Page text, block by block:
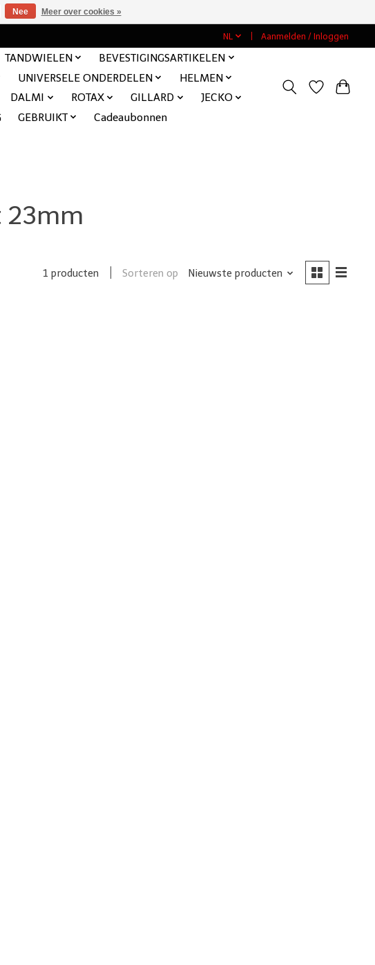
NL Aanmelden / Inloggen
TANDWIELEN
BEVESTIGINGSARTIKELEN
UNIVERSELE ONDERDELEN
HELMEN
DALMI ROTAX GILLARD
JECKO
GEBRUIKT Cadeaubonnen
23mm
1 producten Sorteren op Nieuwste producten
Nee Meer over cookies »